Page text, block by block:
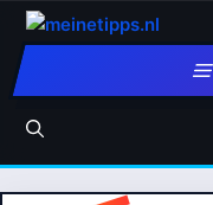
Zum
Inhalt
springen